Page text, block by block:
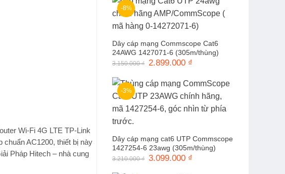
-8%
Dây cáp mạng Commscope Cat6
24AWG 1427071-6 (305m/thùng)
3.150.000₫
Giá
3.150.000 ₫.
2.899.000 ₫
là:
2.899.000 ₫.
-3%
Dây cáp mạng cat6 UTP Commscope
1427254-6 23awg (305m/thùng)
3.210.000₫
Giá
3.099.000 ₫
Wi-Fi 4G LTE TP-Link
chuẩn AC1200, thiết bị này
Pháp Hitech – nhà cung